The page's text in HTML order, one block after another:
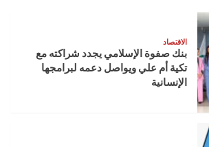
الاقتصاد
بنك صفوة الإسلامي يجدد شراكته مع
تكية أم علي ويواصل دعمه لبرامجها
الإنسانية